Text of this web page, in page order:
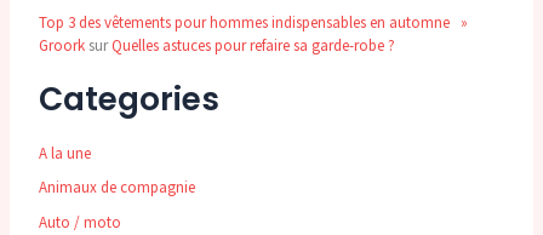
Top 3 des vêtements pour hommes indispensables en automne »
Groork surQuelles astuces pour refaire sa garde-robe ?
Categories
A la une
Animaux de compagnie
Auto / moto